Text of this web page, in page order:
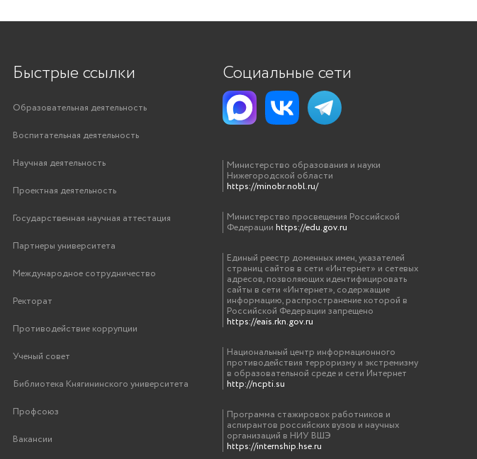
Быстрые ссылки
Образовательная деятельность
Воспитательная деятельность
Научная деятельность
Проектная деятельность
Государственная научная аттестация
Партнеры университета
Международное сотрудничество
Ректорат
Противодействие коррупции
Ученый совет
Библиотека Княгининского университета
Профсоюз
Вакансии
Социальные сети
Министерство образования и науки
Нижегородской области
https://minobr.nobl.ru/
Министерство просвещения Российской
Федерации https://edu.gov.ru
Единый реестр доменных имен, указателей
страниц сайтов в сети «Интернет» и сетевых
адресов, позволяющих идентифицировать
сайты в сети «Интернет», содержащие
информацию, распространение которой в
Российской Федерации запрещено
https://eais.rkn.gov.ru
Национальный центр информационного
противодействия терроризму и экстремизму
в образовательной среде и сети Интернет
http://ncpti.su
Программа стажировок работников и
аспирантов российских вузов и научных
организаций в НИУ ВШЭ
https://internship.hse.ru